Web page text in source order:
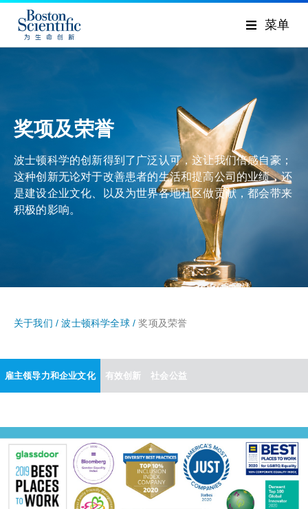
菜单
奖项及荣誉
波士顿科学的创新得到了广泛认可，这让我们倍感自豪；
这种创新无论对于改善患者的生活和提高公司的业绩，还
是建设企业文化、以及为世界各地社区做贡献，都会带来
积极的影响。
关于我们 /波士顿科学全球 /奖项及荣誉
雇主领导力和企业文化 有效创新 社会公益